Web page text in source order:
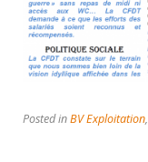
Posted inBV Exploitation,